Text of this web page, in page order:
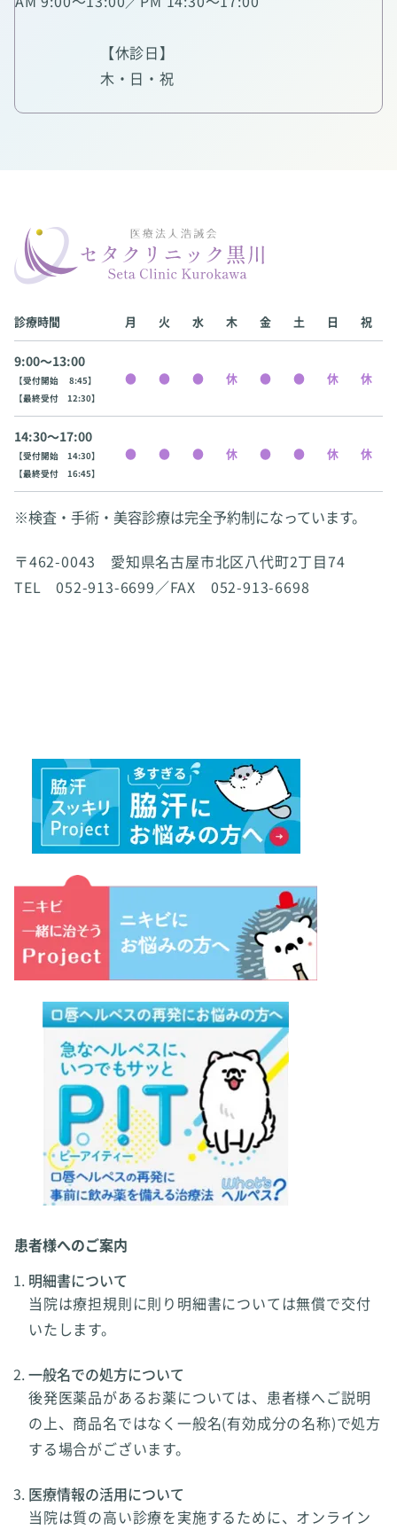
【休診日】
木・日・祝
診療時間 月 火 水 木 金 土 日 祝
9:00〜13:00
【受付開始 8:45】
【最終受付 12:30】
14:30〜17:00
【受付開始 14:30】
【最終受付 16:45】
※検査・手術・美容診療は完全予約制になっています。
〒462-0043 愛知県名古屋市北区八代町2丁目74
TEL 052-913-6699／FAX 052-913-6698
患者様へのご案内
明細書について
当院は療担規則に則り明細書については無償で交付
いたします。
一般名での処方について
後発医薬品があるお薬については、患者様へご説明
の上、商品名ではなく一般名(有効成分の名称)で処方
する場合がございます。
医療情報の活用について
当院は質の高い診療を実施するために、オンライン